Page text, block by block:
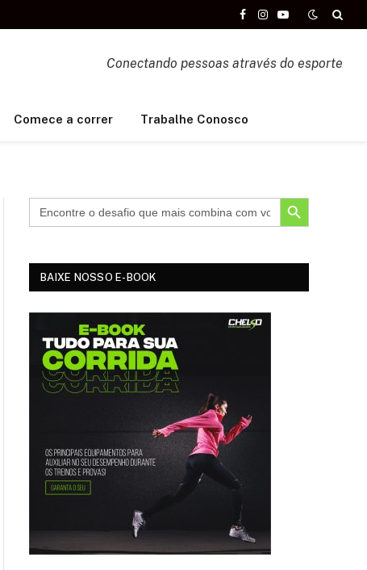
Facebook
Instagram
YouTube
Conectando pessoas através do esporte
Comece a correr Trabalhe Conosco
SEARCH BUTTON
BAIXE NOSSO E-BOOK